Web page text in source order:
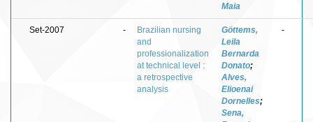
Maia
Set-2007 -
Brazilian nursing
and
professionalization
at technical level :
a retrospective
analysis
Göttems,
Leila
Bernarda
Donato;
Alves,
Elioenai
Dornelles;
Sena,
-